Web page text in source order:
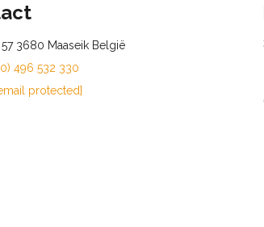
3680 Maaseik België
496 532 330
protected]